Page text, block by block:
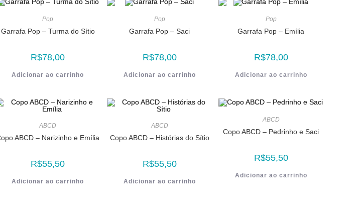
Pop
Garrafa Pop – Turma do Sítio
R$78,00
Adicionar ao carrinho
Pop
Garrafa Pop – Saci
R$78,00
Adicionar ao carrinho
Pop
Garrafa Pop – Emília
R$78,00
Adicionar ao carrinho
ABCD
ABCD – Narizinho e Emília
R$55,50
Adicionar ao carrinho
ABCD
Copo ABCD – Histórias do Sítio
R$55,50
Adicionar ao carrinho
ABCD
Copo ABCD – Pedrinho e Saci
R$55,50
Adicionar ao carrinho